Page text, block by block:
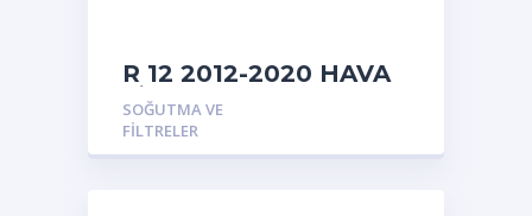
R 12 2012-2020 HAVA
FİLTRE BORUSU
SOĞUTMA VE
FILTRELER